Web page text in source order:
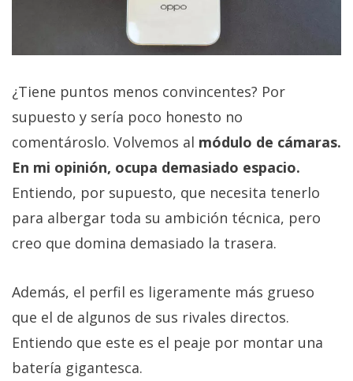
¿Tiene puntos menos convincentes? Por
supuesto y sería poco honesto no
comentároslo. Volvemos al módulo de cámaras.
En mi opinión, ocupa demasiado espacio.
Entiendo, por supuesto, que necesita tenerlo
para albergar toda su ambición técnica, pero
creo que domina demasiado la trasera.
Además, el perfil es ligeramente más grueso
que el de algunos de sus rivales directos.
Entiendo que este es el peaje por montar una
batería gigantesca.